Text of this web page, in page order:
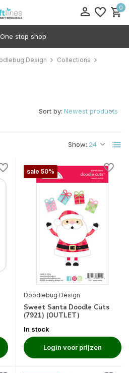
0
stop shop
Design
Collections
Show:
Sort by:
sale 50%
Doodlebug Design
Sweet Santa Doodle Cuts
(7921) (OUTLET)
In stock
Login voor prijzen